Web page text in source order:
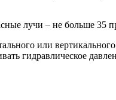
лучи – не больше 35
или
гидравлическое